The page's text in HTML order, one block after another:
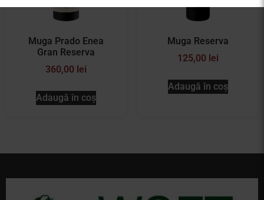
Muga Prado Enea
Gran Reserva
360,00 lei
Adaugă în coș
Muga Reserva
125,00 lei
Adaugă în coș